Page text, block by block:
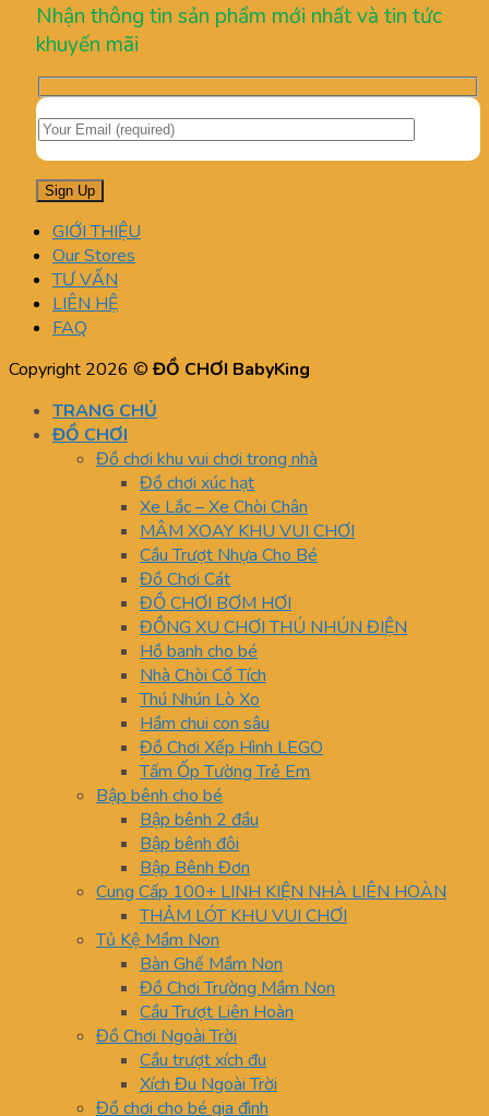
Nhận thông tin sản phẩm mới nhất và tin tức
khuyến mãi
GIỚI THIỆU
Our Stores
TƯ VẤN
LIÊN HỆ
FAQ
Copyright 2026 ©ĐỒ CHƠI BabyKing
TRANG CHỦ
ĐỒ CHƠI
Đồ chơi khu vui chơi trong nhà
Đồ chơi xúc hạt
Xe Lắc – Xe Chòi Chân
MÂM XOAY KHU VUI CHƠI
Cầu Trượt Nhựa Cho Bé
Đồ Chơi Cát
ĐỒ CHƠI BƠM HƠI
ĐỒNG XU CHƠI THÚ NHÚN ĐIỆN
Hồ banh cho bé
Nhà Chòi Cổ Tích
Thú Nhún Lò Xo
Hầm chui con sâu
Đồ Chơi Xếp Hình LEGO
Tấm Ốp Tường Trẻ Em
Bập bênh cho bé
Bập bênh 2 đầu
Bập bênh đôi
Bập Bênh Đơn
Cung Cấp 100+ LINH KIỆN NHÀ LIÊN HOÀN
THẢM LÓT KHU VUI CHƠI
Tủ Kệ Mầm Non
Bàn Ghế Mầm Non
Đồ Chơi Trường Mầm Non
Cầu Trượt Liên Hoàn
Đồ Chơi Ngoài Trời
Cầu trượt xích đu
Xích Đu Ngoài Trời
Đồ chơi cho bé gia đình